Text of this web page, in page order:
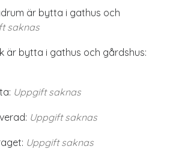
är bytta i gathus och
saknas
är bytta i gathus och gårdshus:
Uppgift saknas
Uppgift saknas
Uppgift saknas